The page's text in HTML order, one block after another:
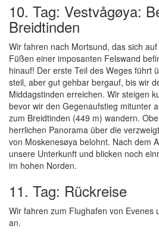
10. Tag: Vestvågøya:
Breidtinden
Wir fahren nach Mortsund, das sich
Füßen einer imposanten Felswand
hinauf! Der erste Teil des Weges führt
steil, aber gut gehbar bergauf, bis wir
Middagstinden erreichen. Wir steigen
bevor wir den Gegenaufstieg mitunter
zum Breidtinden (449 m) wandern.
herrlichen Panorama über die
von Moskenesøya belohnt. Nach dem
unsere Unterkunft und blicken noch
im hohen Norden.
11. Tag: Rückreise
Wir fahren zum Flughafen von Evenes
an.